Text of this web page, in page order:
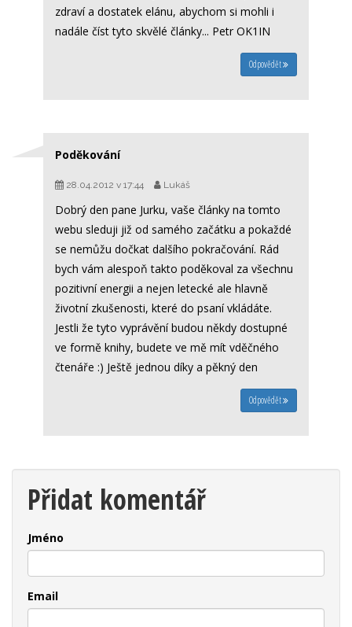
zdraví a dostatek elánu, abychom si mohli i
nadále číst tyto skvělé články... Petr OK1IN
Odpovědět
Poděkování
28.04.2012 v 17:44 Lukáš
Dobrý den pane Jurku, vaše články na tomto
webu sleduji již od samého začátku a pokaždé
se nemůžu dočkat dalšího pokračování. Rád
bych vám alespoň takto poděkoval za všechnu
pozitivní energii a nejen letecké ale hlavně
životní zkušenosti, které do psaní vkládáte.
Jestli že tyto vyprávění budou někdy dostupné
ve formě knihy, budete ve mě mít vděčného
čtenáře :) Ještě jednou díky a pěkný den
Odpovědět
Přidat komentář
Jméno
Email